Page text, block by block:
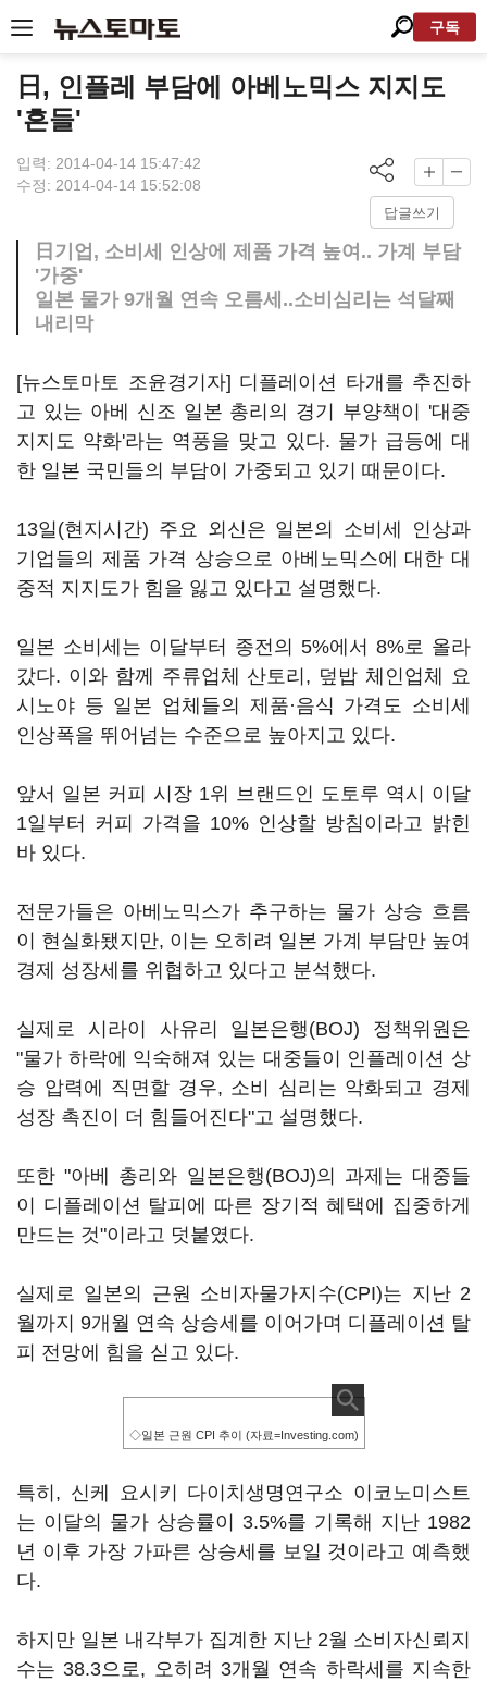
구독
日, 인플레 부담에 아베노믹스 지지도
'흔들'
입력: 2014-04-14 15:47:42
수정: 2014-04-14 15:52:08
답글쓰기
日기업, 소비세 인상에 제품 가격 높여.. 가계 부담
'가중'
일본 물가 9개월 연속 오름세..소비심리는 석달째
내리막
[뉴스토마토 조윤경기자] 디플레이션 타개를 추진하
고 있는 아베 신조 일본 총리의 경기 부양책이 '대중
지지도 약화'라는 역풍을 맞고 있다. 물가 급등에 대
한 일본 국민들의 부담이 가중되고 있기 때문이다.
13일(현지시간) 주요 외신은 일본의 소비세 인상과
기업들의 제품 가격 상승으로 아베노믹스에 대한 대
중적 지지도가 힘을 잃고 있다고 설명했다.
일본 소비세는 이달부터 종전의 5%에서 8%로 올라
갔다. 이와 함께 주류업체 산토리, 덮밥 체인업체 요
시노야 등 일본 업체들의 제품·음식 가격도 소비세
인상폭을 뛰어넘는 수준으로 높아지고 있다.
앞서 일본 커피 시장 1위 브랜드인 도토루 역시 이달
1일부터 커피 가격을 10% 인상할 방침이라고 밝힌
바 있다.
전문가들은 아베노믹스가 추구하는 물가 상승 흐름
이 현실화됐지만, 이는 오히려 일본 가계 부담만 높여
경제 성장세를 위협하고 있다고 분석했다.
실제로 시라이 사유리 일본은행(BOJ) 정책위원은
"물가 하락에 익숙해져 있는 대중들이 인플레이션 상
승 압력에 직면할 경우, 소비 심리는 악화되고 경제
성장 촉진이 더 힘들어진다"고 설명했다.
또한 "아베 총리와 일본은행(BOJ)의 과제는 대중들
이 디플레이션 탈피에 따른 장기적 혜택에 집중하게
만드는 것"이라고 덧붙였다.
실제로 일본의 근원 소비자물가지수(CPI)는 지난 2
월까지 9개월 연속 상승세를 이어가며 디플레이션 탈
피 전망에 힘을 싣고 있다.
◇일본 근원 CPI 추이 (자료=Investing.com)
특히, 신케 요시키 다이치생명연구소 이코노미스트
는 이달의 물가 상승률이 3.5%를 기록해 지난 1982
년 이후 가장 가파른 상승세를 보일 것이라고 예측했
다.
하지만 일본 내각부가 집계한 지난 2월 소비자신뢰지
수는 38.3으로, 오히려 3개월 연속 하락세를 지속한